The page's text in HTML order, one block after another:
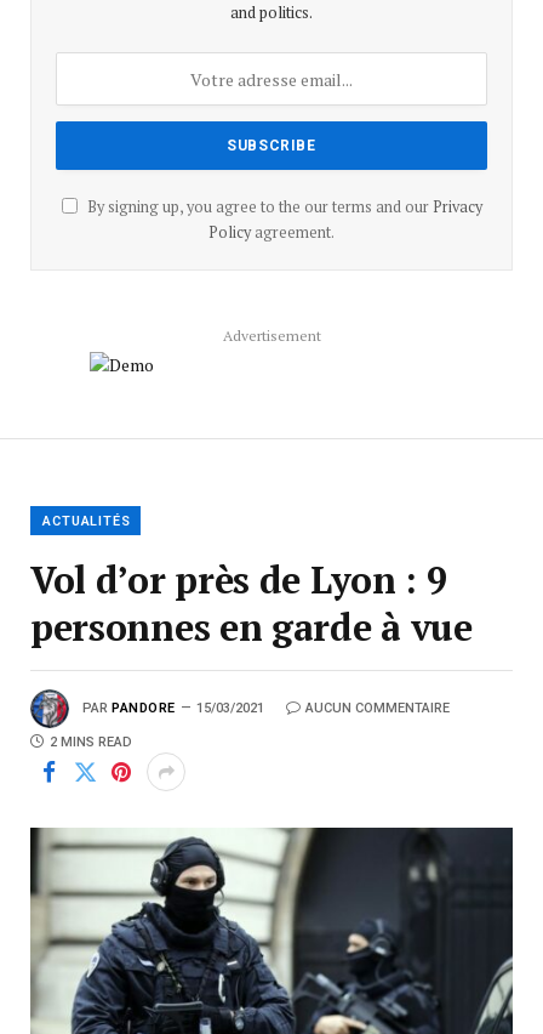
and politics.
By signing up, you agree to the our terms and our Privacy
Policyagreement.
Advertisement
ACTUALITÉS
Vol d’or près de Lyon : 9
personnes en garde à vue
PAR PANDORE 15/03/2021 AUCUN COMMENTAIRE
2 MINS READ